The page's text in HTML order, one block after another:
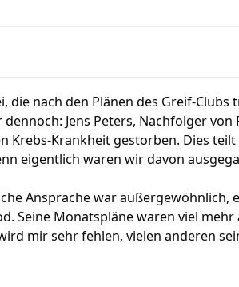
die nach den Plänen des Greif-
Jens Peters, Nachfolger
Krebs-Krankheit gestorben. Dies
eigentlich waren wir davon
Ansprache war außergewöhnlich,
Seine Monatspläne waren viel
mir sehr fehlen, vielen anderen